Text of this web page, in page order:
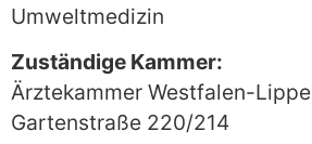
Umweltmedizin
Zuständige Kammer:
Ärztekammer Westfalen-Lippe
Gartenstraße 220/214